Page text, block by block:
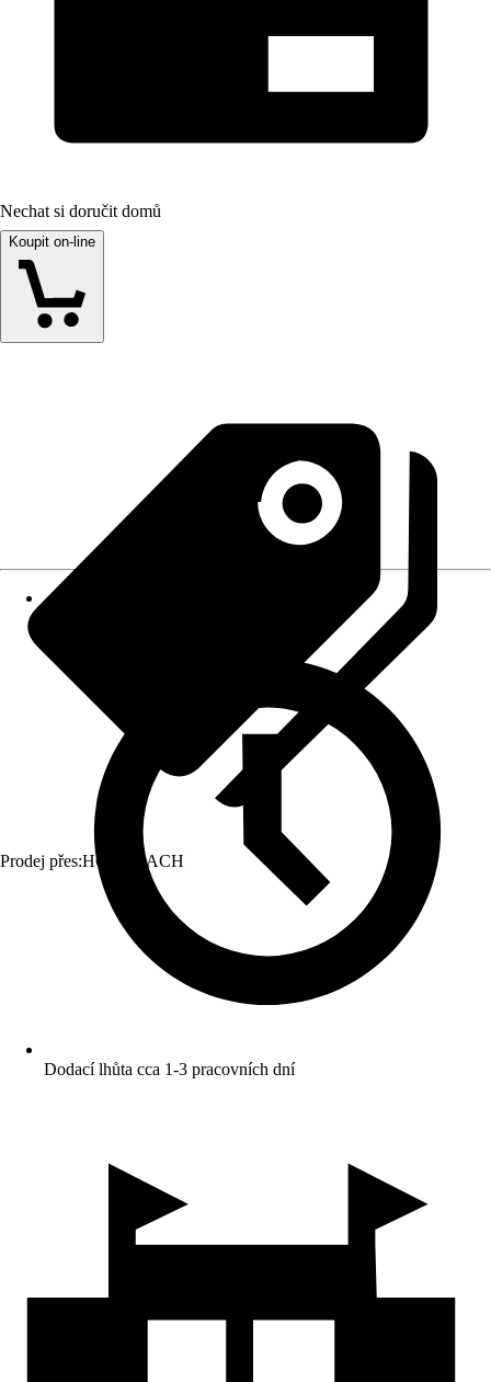
Nechat si doručit domů
Koupit on-line
Prodej přes:HORNBACH
Dodací lhůta cca 1-3 pracovních dní